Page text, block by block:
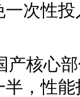
次性
产核心
，性